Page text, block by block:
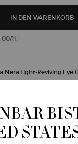
EYE TREATMENT
IN DEN WARENKORB
1l.)